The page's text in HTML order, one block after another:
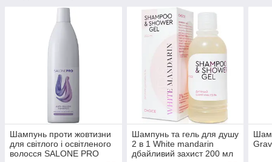
Шампунь проти жовтизни
для світлого і освітленого
волосся SALONE PRO
Шампунь та гель для душу
2 в 1 White mandarin
дбайливий захист 200 мл